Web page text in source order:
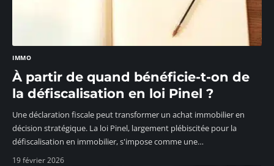
IMMO
À partir de quand bénéficie-t-on de
la défiscalisation en loi Pinel ?
Une déclaration fiscale peut transformer un achat immobilier en
décision stratégique. La loi Pinel, largement plébiscitée pour la
défiscalisation en immobilier, s'impose comme une…
19 février 2026